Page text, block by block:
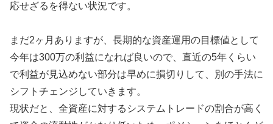
応せざるを得ない状況です。
まだ2ヶ月ありますが、長期的な資産運用の目標値として
今年は300万の利益になれば良いので、直近の5年くらい
で利益が見込めない部分は早めに損切りして、別の手法に
シフトチェンジしていきます。
現状だと、全資産に対するシステムトレードの割合が高く